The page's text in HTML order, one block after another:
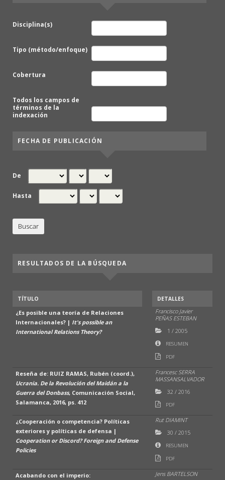
Disciplina(s)
Tipo (método/enfoque)
Cobertura
Todos los campos de
términos de la
indexación
FECHA DE PUBLICACIÓN
De
Hasta
RESULTADOS DE LA BÚSQUEDA
TÍTULO DETALLES
¿Es posible una teoría de Relaciones
Internacionales? | It's possible an
International Relations Theory?
Francisco Javier
PEÑAS ESTEBAN
1 /2005
RESUMEN
PDF
Reseña de: RUIZ RAMAS, Rubén (coord.),
Ucrania. De la Revolución del Maidán a la
Guerra del Donbass, Comunicación Social,
Salamanca, 2016, ps. 412
Francesc SERRA
MASSANSALVADOR
32 /2016
PDF
¿Cooperación o competencia? Políticas
exteriores y políticas de defensa |
Cooperation or Discord? Foreign and Defense
Policies
Rut DIAMINT
30 /2015
RESUMEN
PDF
Acabando con el imperio:
Jens BARTELSON